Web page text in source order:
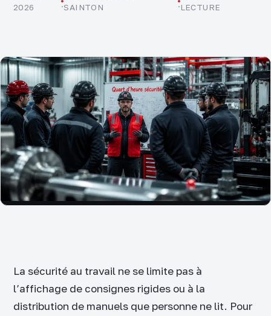
2026
·SAINTON
·LECTURE
La sécurité au travail ne se limite pas à
l’affichage de consignes rigides ou à la
distribution de manuels que personne ne lit. Pour